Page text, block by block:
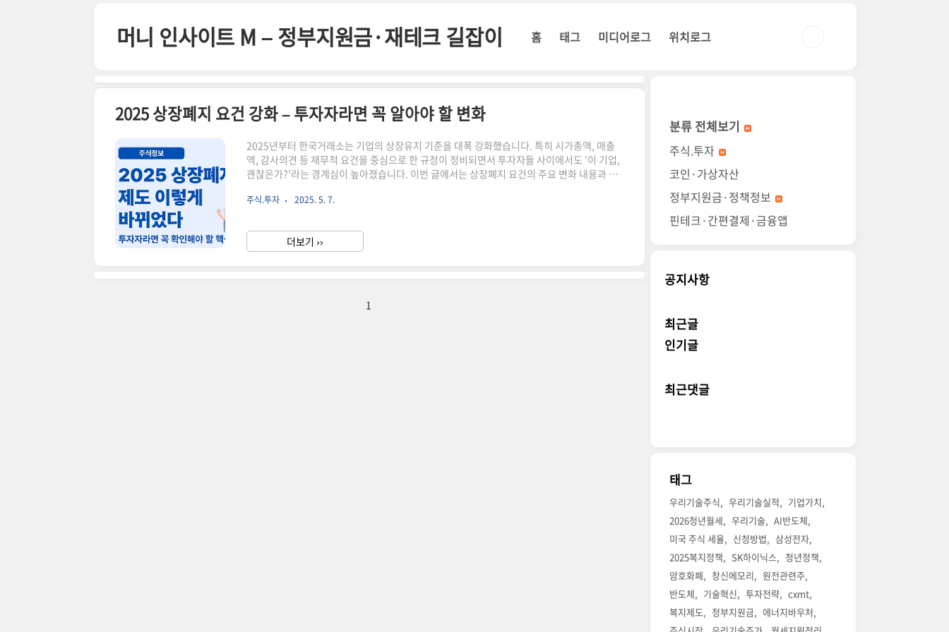
머니 인사이트 M – 정부지원금·재테크 길잡이 홈 태그 미디어로그 위치로그
2025 상장폐지 요건 강화 – 투자자라면 꼭 알아야 할 변화
2025년부터 한국거래소는 기업의 상장유지 기준을 대폭 강화했습니다. 특히 시가총액, 매출
액, 감사의견 등 재무적 요건을 중심으로 한 규정이 정비되면서 투자자들 사이에서도 '이 기업,
괜찮은가?'라는 경계심이 높아졌습니다. 이번 글에서는 상장폐지 요건의 주요 변화 내용과 투
정 기간 평균 시총이 50억 원 미만이면 관리종목 지정 → 이후 퇴출 가능성매출액 기준 – 연간
지 사유그동안 경고만 받고 버텨온 소형·적자 기업들은 2025년부터 더이상 유예 없이 퇴출 가
능성이 커졌습니다.⚠️ 투자자가 꼭 주의해야 할 점📌 1. ..
주식.투자 2025. 5. 7.
더보기 ››
1
분류 전체보기
주식.투자
코인·가상자산
정부지원금·정책정보
핀테크·간편결제·금융앱
공지사항
최근글
인기글
최근댓글
태그
우리기술주식 우리기술실적
기업가치
2026청년월세
우리기술
AI반도체
미국 주식 세율
신청방법
삼성전자
2025복지정책
SK하이닉스
청년정책
암호화폐
창신메모리
원전관련주
반도체
기술혁신 투자전략
cxmt
복지제도
정부지원금
에너지바우처